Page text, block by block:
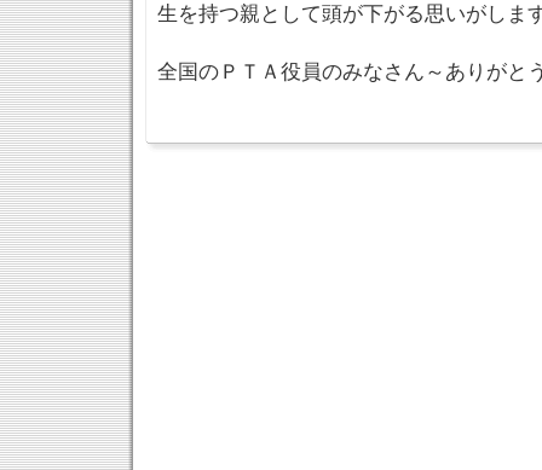
生を持つ親として頭が下がる思いがしま
全国のＰＴＡ役員のみなさん～ありがと